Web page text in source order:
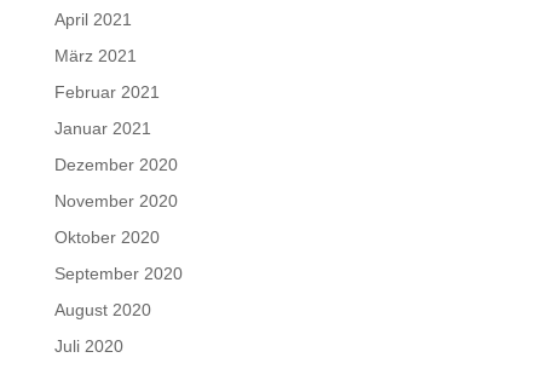
April 2021
März 2021
Februar 2021
Januar 2021
Dezember 2020
November 2020
Oktober 2020
September 2020
August 2020
Juli 2020